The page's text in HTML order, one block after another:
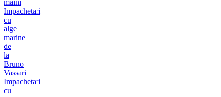
maini
Impachetari
cu
alge
marine
de
la
Bruno
Vassari
Impachetari
cu